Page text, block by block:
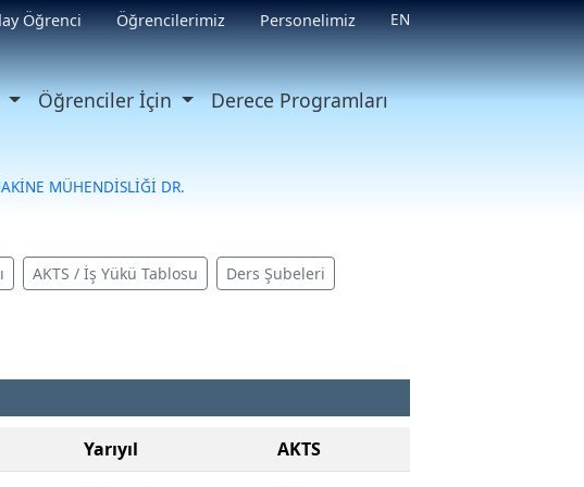
Öğrenci Öğrencilerimiz Personelimiz EN
Öğrenciler İçin Derece Programları
MÜHENDİSLİĞİ DR.
AKTS / İş Yükü Tablosu Ders Şubeleri
Yarıyıl
AKTS